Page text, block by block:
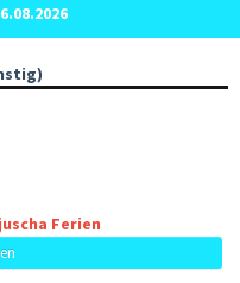
Ferien